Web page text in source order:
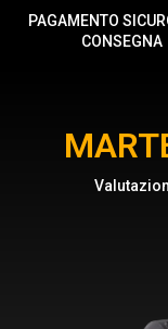
PAGAMENTO
CONSEGNA